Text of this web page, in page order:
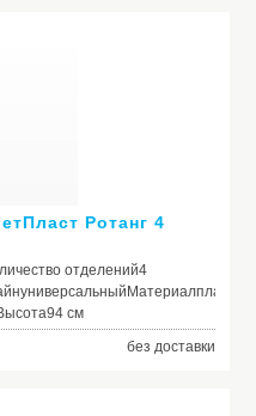
Ротанг 4
отделений4
см
без доставки